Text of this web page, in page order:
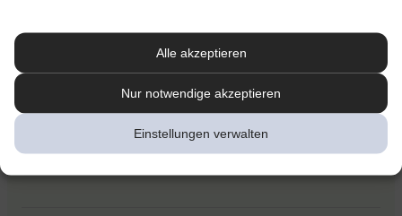
Alle akzeptieren
Nur notwendige akzeptieren
Einstellungen verwalten
apotheke.com Informationen
Newsletter
Barrierefreiheitserklärung